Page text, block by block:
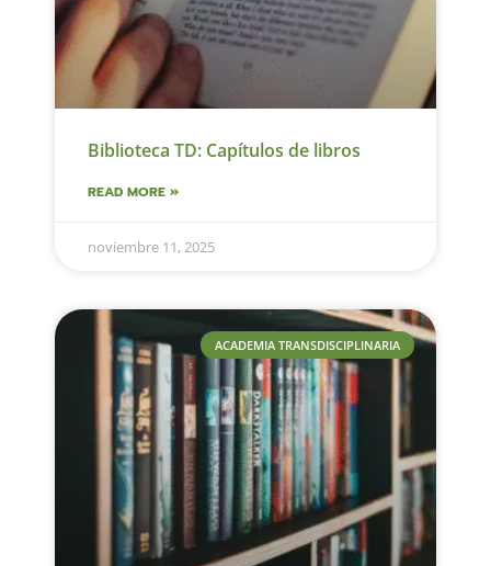
Biblioteca TD: Capítulos de libros
READ MORE »
noviembre 11, 2025
ACADEMIA TRANSDISCIPLINARIA